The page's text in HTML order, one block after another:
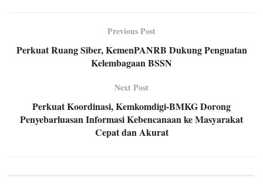
Previous Post
Perkuat Ruang Siber, KemenPANRB Dukung Penguatan
Kelembagaan BSSN
Next Post
Perkuat Koordinasi, Kemkomdigi-BMKG Dorong
Penyebarluasan Informasi Kebencanaan ke Masyarakat
Cepat dan Akurat